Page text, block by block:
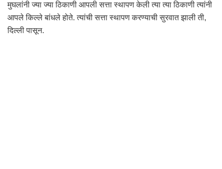
मुघलांनी ज्या ज्या ठिकाणी आपली सत्ता स्थापण केली त्या त्या ठिकाणी त्यांनी
आपले किल्ले बांधले होते. त्यांची सत्ता स्थापण करण्याची सुरवात झाली ती,
दिल्ली पासून.